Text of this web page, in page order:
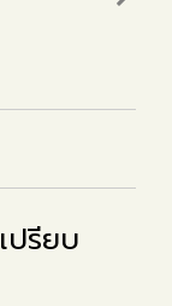
เปรียบ